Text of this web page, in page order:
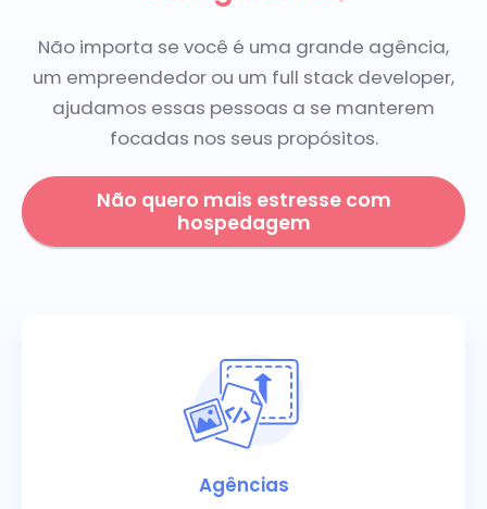
Não importa se você é uma grande agência,
um empreendedor ou um full stack developer,
ajudamos essas pessoas a se manterem
focadas nos seus propósitos.
Não quero mais estresse com
hospedagem
Agências